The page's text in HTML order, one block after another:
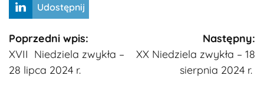
Udostępnij
Kontynuuj
czytanie
Poprzedni wpis:
XVII Niedziela zwykła –
28 lipca 2024 r.
Następny:
​XX Niedziela zwykła – 18
sierpnia 2024 r.